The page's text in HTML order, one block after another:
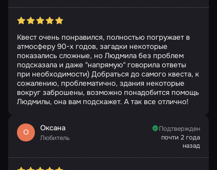
Квест очень понравился, полностью погружает в
атмосферу 90-х годов, загадки некоторые
показались сложные, но Людмила без проблем
подсказала и даже "напрямую" говорила ответы
при необходимости) Добраться до самого квеста, к
сожалению, проблематично, здания некоторые
вокруг заброшены, возможно понадобится помощь
Людмилы, она вам подскажет. А так все отлично!
О Оксана
Любитель
Подтвержден
почти 2 года
назад